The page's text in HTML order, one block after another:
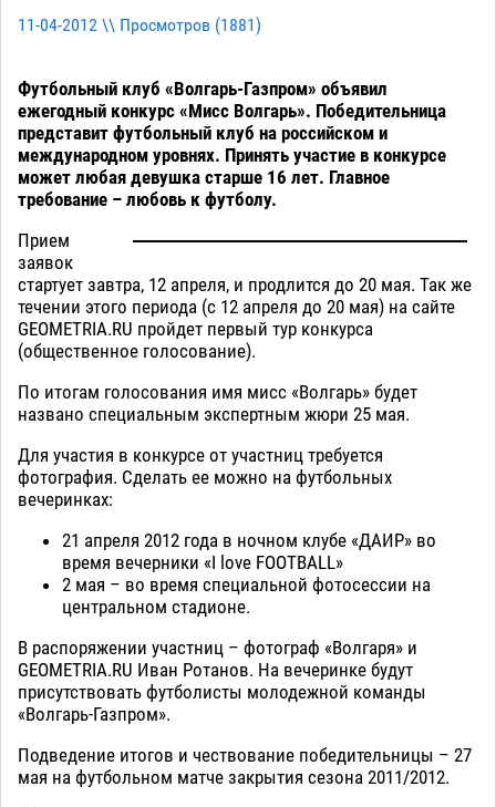
11-04-2012 \\ Просмотров (1881)
Футбольный клуб «Волгарь-Газпром» объявил
ежегодный конкурс «Мисс Волгарь». Победительница
представит футбольный клуб на российском и
международном уровнях. Принять участие в конкурсе
может любая девушка старше 16 лет. Главное
требование – любовь к футболу.
Прием
заявок
стартует завтра, 12 апреля, и продлится до 20 мая. Так же
течении этого периода (с 12 апреля до 20 мая) на сайте
GEOMETRIA.RU пройдет первый тур конкурса
(общественное голосование).
По итогам голосования имя мисс «Волгарь» будет
названо специальным экспертным жюри 25 мая.
Для участия в конкурсе от участниц требуется
фотография. Сделать ее можно на футбольных
вечеринках:
21 апреля 2012 года в ночном клубе «ДАИР» во
время вечерники «I love FOOTBALL»
2 мая – во время специальной фотосессии на
центральном стадионе.
В распоряжении участниц – фотограф «Волгаря» и
GEOMETRIA.RU Иван Ротанов. На вечеринке будут
присутствовать футболисты молодежной команды
«Волгарь-Газпром».
Подведение итогов и чествование победительницы – 27
мая на футбольном матче закрытия сезона 2011/2012.